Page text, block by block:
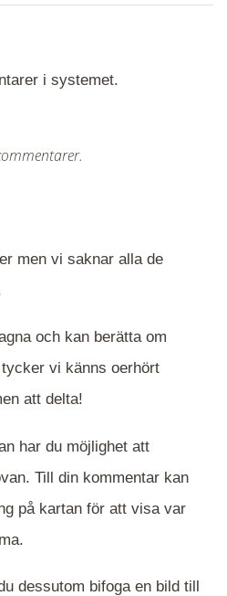
i systemet.
men vi saknar alla de
och kan berätta om
vi känns oerhört
att delta!
har du möjlighet att
Till din kommentar kan
på kartan för att visa var
dessutom bifoga en bild till